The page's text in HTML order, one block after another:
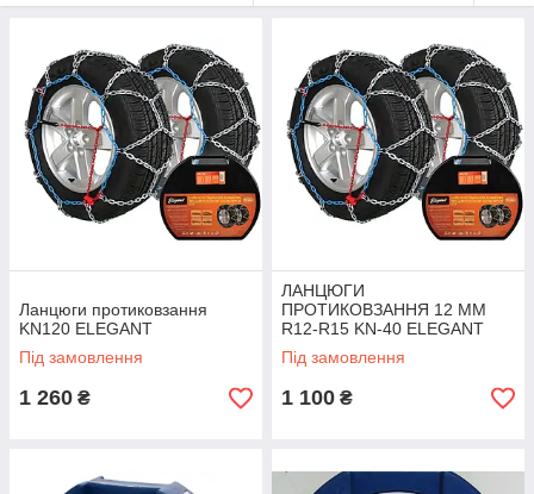
Ланцюги протиковзання
KN120 ELEGANT
Під замовлення
1 260 ₴
ЛАНЦЮГИ
ПРОТИКОВЗАННЯ 12 ММ
R12-R15 KN-40 ELEGANT
Під замовлення
1 100 ₴